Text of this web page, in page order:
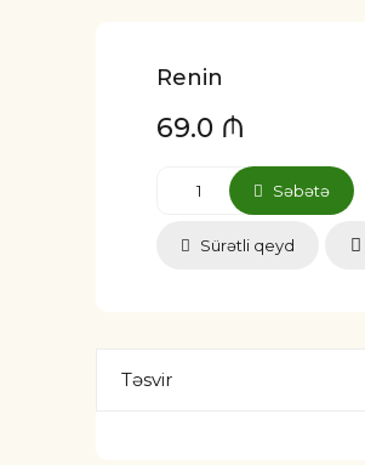
Renin
69.0 ₼
Səbətə
Sürətli qeyd
Təsvir